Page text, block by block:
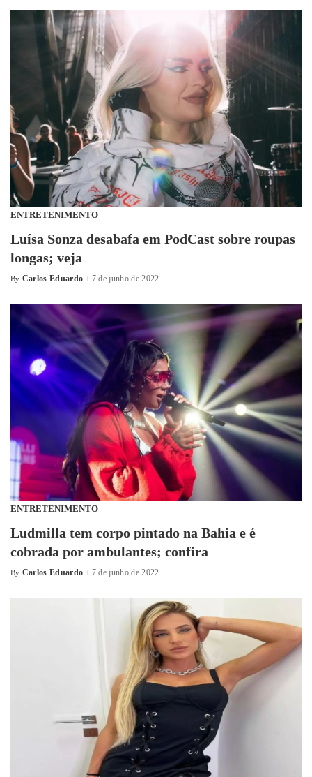
ENTRETENIMENTO
Luísa Sonza desabafa em PodCast sobre roupas
longas; veja
By Carlos Eduardo 7 de junho de 2022
ENTRETENIMENTO
Ludmilla tem corpo pintado na Bahia e é
cobrada por ambulantes; confira
By Carlos Eduardo 7 de junho de 2022